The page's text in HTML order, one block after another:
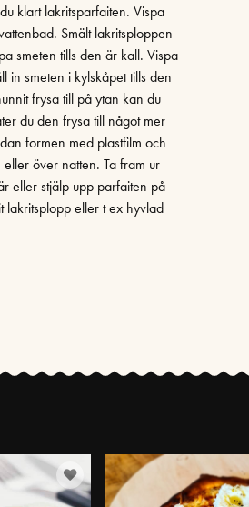
klart lakritsparfaiten. Vispa
Smält lakritsploppen
smeten tills den är kall. Vispa
in smeten i kylskåpet tills den
frysa till på ytan kan du
du den frysa till något mer
formen med plastfilm och
över natten. Ta fram ur
eller stjälp upp parfaiten på
eller t ex hyvlad